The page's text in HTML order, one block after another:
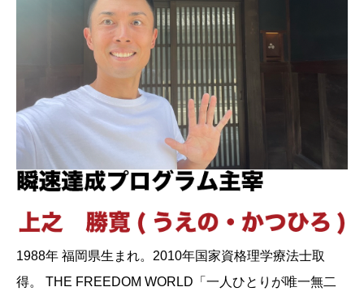
1988年 福岡県生まれ。2010年国家資格理学療法士取
得。 THE FREEDOM WORLD「一人ひとりが唯一無二